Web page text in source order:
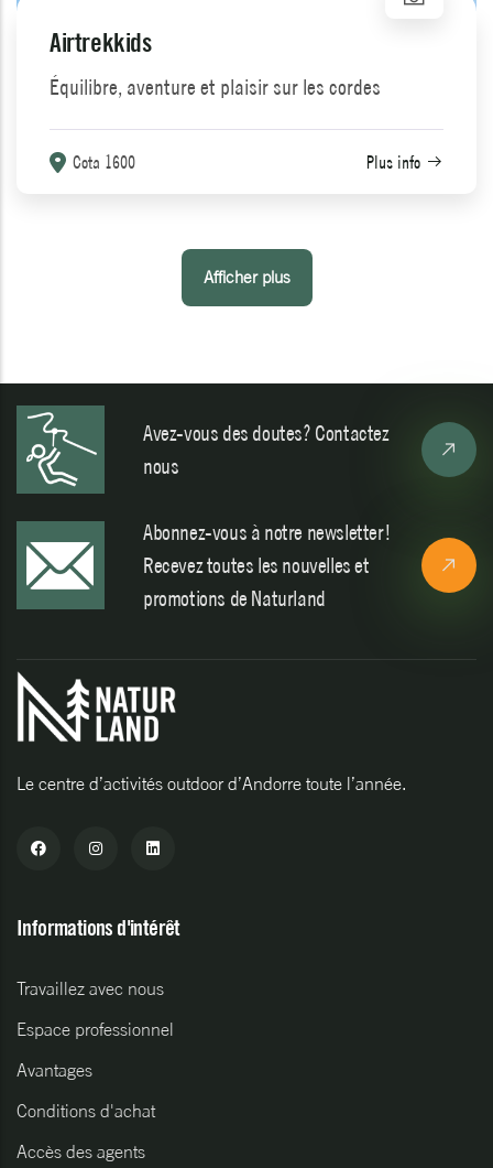
Airtrekkids
Équilibre, aventure et plaisir sur les cordes
Cota 1600 Plus info
Afficher plus
Avez-vous des doutes? Contactez
nous
Abonnez-vous à notre newsletter!
Recevez toutes les nouvelles et
promotions de Naturland
Le centre d’activités outdoor d’Andorre toute l’année.
Informations d'intérêt
Travaillez avec nous
Espace professionnel
Avantages
Conditions d'achat
Accès des agents